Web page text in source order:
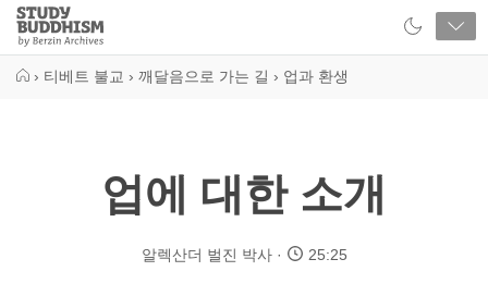
Close
Study
Buddhism
› 티베트 불교 › 깨달음으로 가는 길 › 업과 환생
업에 대한 소개
알렉산더 벌진 박사 25:25